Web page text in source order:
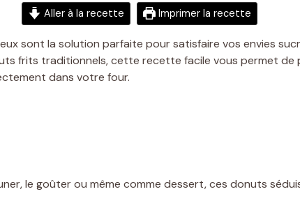
Aller à la recette Imprimer la recette
sont la solution parfaite pour satisfaire vos envies
frits traditionnels, cette recette facile vous permet de
dans votre four.
le goûter ou même comme dessert, ces donuts